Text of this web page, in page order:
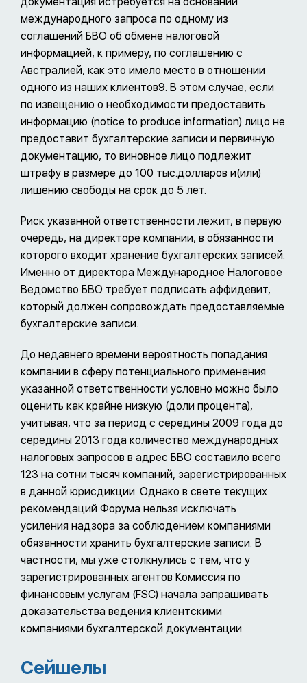
международного запроса по одному из
соглашений БВО об обмене налоговой
информацией, к примеру, по соглашению с
Австралией, как это имело место в отношении
одного из наших клиентов9. В этом случае, если
по извещению о необходимости предоставить
информацию (notice to produce information) лицо не
предоставит бухгалтерские записи и первичную
документацию, то виновное лицо подлежит
штрафу в размере до 100 тыс.долларов и(или)
лишению свободы на срок до 5 лет.
Риск указанной ответственности лежит, в первую
очередь, на директоре компании, в обязанности
которого входит хранение бухгалтерских записей.
Именно от директора Международное Налоговое
Ведомство БВО требует подписать аффидевит,
который должен сопровождать предоставляемые
бухгалтерские записи.
До недавнего времени вероятность попадания
компании в сферу потенциального применения
указанной ответственности условно можно было
оценить как крайне низкую (доли процента),
учитывая, что за период с середины 2009 года до
середины 2013 года количество международных
налоговых запросов в адрес БВО составило всего
123 на сотни тысяч компаний, зарегистрированных
в данной юрисдикции. Однако в свете текущих
рекомендаций Форума нельзя исключать
усиления надзора за соблюдением компаниями
обязанности хранить бухгалтерские записи. В
частности, мы уже столкнулись с тем, что у
зарегистрированных агентов Комиссия по
финансовым услугам (FSC) начала запрашивать
доказательства ведения клиентскими
компаниями бухгалтерской документации.
Сейшелы